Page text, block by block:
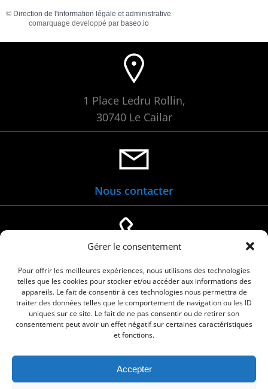
Gérer le consentement
Pour offrir les meilleures expériences, nous utilisons des technologies
telles que les cookies pour stocker et/ou accéder aux informations des
appareils. Le fait de consentir à ces technologies nous permettra de
traiter des données telles que le comportement de navigation ou les ID
uniques sur ce site. Le fait de ne pas consentir ou de retirer son
consentement peut avoir un effet négatif sur certaines caractéristiques
et fonctions.
Accepter
© Direction de l'information légale et administrative
comarquage developpé par baseo.io
1 Place Ledru Rollin,
30740 Le Cailar
Nous contacter
04 66 88 01 05